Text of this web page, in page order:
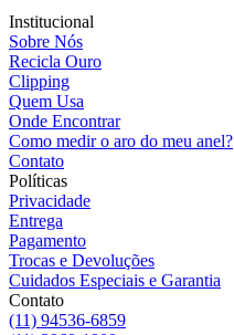
Institucional
Sobre Nós
Recicla Ouro
Clipping
Quem Usa
Onde Encontrar
Como medir o aro do meu anel?
Contato
Políticas
Privacidade
Entrega
Pagamento
Trocas e Devoluções
Cuidados Especiais e Garantia
Contato
(11) 94536-6859